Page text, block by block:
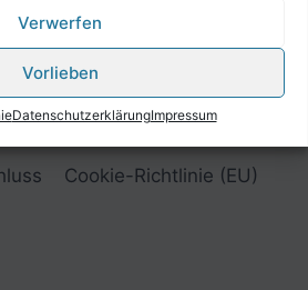
Verwerfen
Vorlieben
DatenschutzerklärungImpressum
Cookie-Richtlinie (EU)